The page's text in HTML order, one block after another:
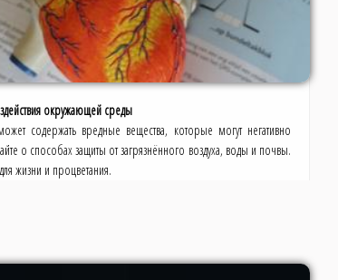
окружающей среды
содержать вредные вещества, которые могут негативно
о способах защиты от загрязнённого воздуха, воды и почвы.
жизни и процветания.